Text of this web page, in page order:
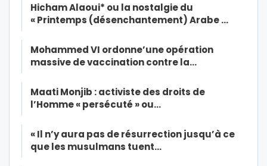
Hicham Alaoui* ou la nostalgie du
« Printemps (désenchantement) Arabe …
Mohammed VI ordonne’une opération
massive de vaccination contre la…
Maati Monjib : activiste des droits de
l’Homme « persécuté » ou…
« Il n’y aura pas de résurrection jusqu’à ce
que les musulmans tuent…